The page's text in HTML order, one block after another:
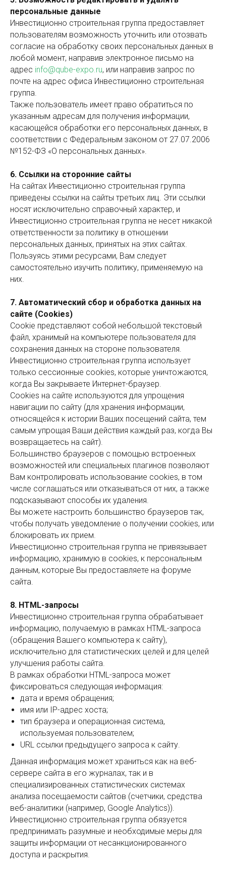
персональные данные
Инвестиционно строительная группа предоставляет
пользователям возможность уточнить или отозвать
согласие на обработку своих персональных данных в
любой момент, направив электронное письмо на
адрес info@qube-expo.ru, или направив запрос по
почте на адрес офиса Инвестиционно строительная
группа.
Также пользователь имеет право обратиться по
указанным адресам для получения информации,
касающейся обработки его персональных данных, в
соответствии с Федеральным законом от 27.07.2006
№152-ФЗ «О персональных данных».
6. Ссылки на сторонние сайты
На сайтах Инвестиционно строительная группа
приведены ссылки на сайты третьих лиц. Эти ссылки
носят исключительно справочный характер, и
Инвестиционно строительная группа не несет никакой
ответственности за политику в отношении
персональных данных, принятых на этих сайтах.
Пользуясь этими ресурсами, Вам следует
самостоятельно изучить политику, применяемую на
них.
7. Автоматический сбор и обработка данных на
сайте (Сookies)
Сookie представляют собой небольшой текстовый
файл, хранимый на компьютере пользователя для
сохранения данных на стороне пользователя.
Инвестиционно строительная группа использует
только сессионные cookies, которые уничтожаются,
когда Вы закрываете Интернет-браузер.
Сookies на сайте используются для упрощения
навигации по сайту (для хранения информации,
относящейся к истории Ваших посещений сайта, тем
самым упрощая Ваши действия каждый раз, когда Вы
возвращаетесь на сайт).
Большинство браузеров с помощью встроенных
возможностей или специальных плагинов позволяют
Вам контролировать использование cookies, в том
числе соглашаться или отказываться от них, а также
подсказывают способы их удаления.
Вы можете настроить большинство браузеров так,
чтобы получать уведомление о получении cookies, или
блокировать их прием.
Инвестиционно строительная группа не привязывает
информацию, хранимую в cookies, к персональным
данным, которые Вы предоставляете на форуме
сайта.
8. HTML-запросы
Инвестиционно строительная группа обрабатывает
информацию, получаемую в рамках HTML-запроса
(обращения Вашего компьютера к сайту),
исключительно для статистических целей и для целей
улучшения работы сайта.
В рамках обработки HTML-запроса может
фиксироваться следующая информация:
дата и время обращения;
имя или IP-адрес хоста;
тип браузера и операционная система,
используемая пользователем;
URL ссылки предыдущего запроса к сайту.
Данная информация может храниться как на веб-
сервере сайта в его журналах, так и в
специализированных статистических системах
анализа посещаемости сайтов (счетчики, средства
веб-аналитики (например, Google Analytics)).
Инвестиционно строительная группа обязуется
предпринимать разумные и необходимые меры для
защиты информации от несанкционированного
доступа и раскрытия.